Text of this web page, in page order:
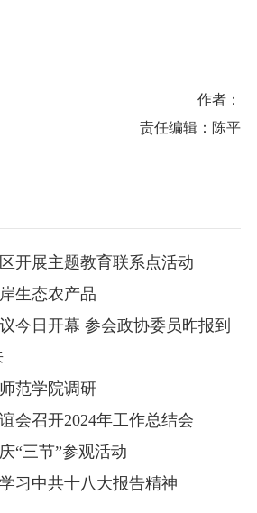
作者：
责任编辑：陈平
开展主题教育联系点活动
生态农产品
今日开幕 参会政协委员昨报到
范学院调研
会召开2024年工作总结会
“三节”参观活动
习中共十八大报告精神